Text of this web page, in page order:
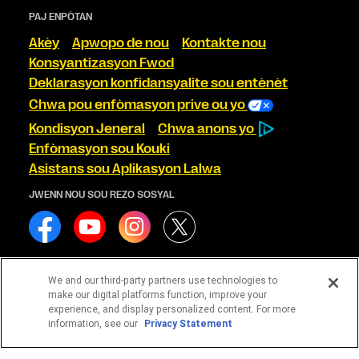
PAJ ENPÒTAN
Akèy Apwopo de nou
Kontakte nou
Konsyantizasyon Fwod
Deklarasyon konfidansyalite sou entènèt
Chwa pou enfòmasyon prive ou yo
Kondisyon Jeneral
Chwa anons yo
Enfòmasyon sou Kouki
Asistans sou Aplikasyon Lalwa
JWENN NOU SOU REZO SOSYAL
Sèvis yo se Western Union Financial Services, Inc. NMLS#
906983 epi/oswa Western Union International Services, LLC
NMLS# 906985 ki gendwa bay yo. Yo ka verifye konpani ki
apwouve sa yo sou sit entènèt Aksè Kliyan NMLS la -
We and our third-party partners use technologies to
make our digital platforms function, improve your
experience, and display personalized content. For more
information, see our Privacy Statement